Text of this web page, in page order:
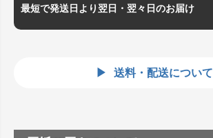
最短で発送日より翌日・翌々日のお届け
送料・配送について